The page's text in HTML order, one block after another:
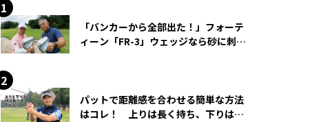
「バンカーから全部出た！」フォーテ
ィーン「FR-3」ウェッジなら砂に刺さ
パットで距離感を合わせる簡単な方法
はコレ！ 上りは長く持ち、下りは短